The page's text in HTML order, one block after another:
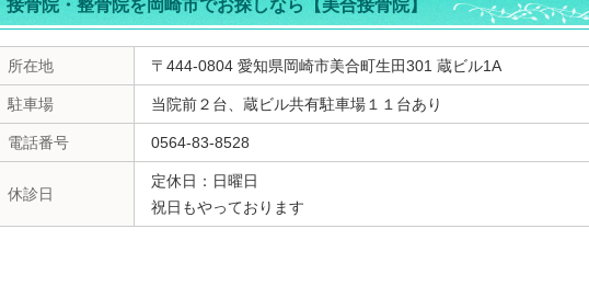
接骨院・整骨院を岡崎市でお探しなら【美合接骨院】
所在地 〒444-0804 愛知県岡崎市美合町生田301 蔵ビル1A
駐車場 当院前２台、蔵ビル共有駐車場１１台あり
電話番号 0564-83-8528
休診日
定休日：日曜日
祝日もやっております